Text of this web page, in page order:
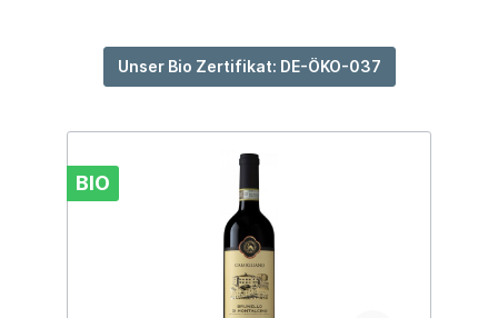
Unser Bio Zertifikat: DE-ÖKO-037
BIO